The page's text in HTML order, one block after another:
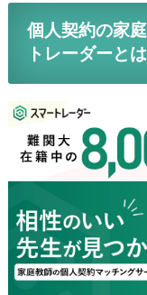
個人契約の家
トレーダーとは